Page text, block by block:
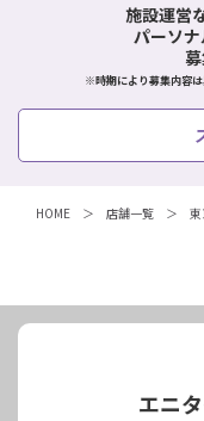
施設運営
パーソ
※時期により募集内容は
HOME 店舗一覧
エニ